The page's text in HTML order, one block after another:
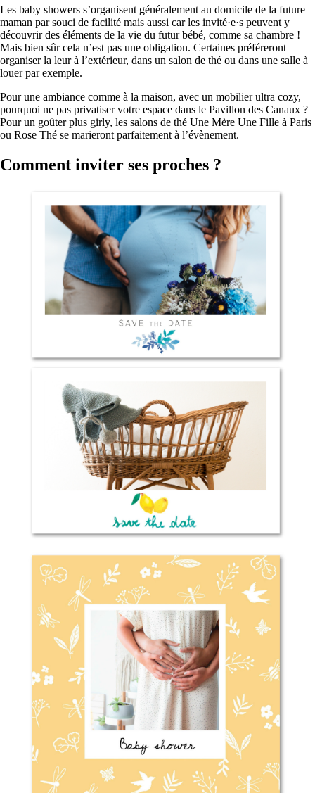
Les baby showers s’organisent généralement au domicile de la future
maman par souci de facilité mais aussi car les invité·e·s peuvent y
découvrir des éléments de la vie du futur bébé, comme sa chambre !
Mais bien sûr cela n’est pas une obligation. Certaines préféreront
organiser la leur à l’extérieur, dans un salon de thé ou dans une salle à
louer par exemple.
Pour une ambiance comme à la maison, avec un mobilier ultra cozy,
pourquoi ne pas privatiser votre espace dans le Pavillon des Canaux ?
Pour un goûter plus girly, les salons de thé Une Mère Une Fille à Paris
ou Rose Thé se marieront parfaitement à l’évènement.
Comment inviter ses proches ?